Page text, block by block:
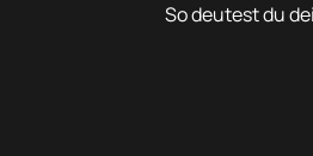
So deutest du